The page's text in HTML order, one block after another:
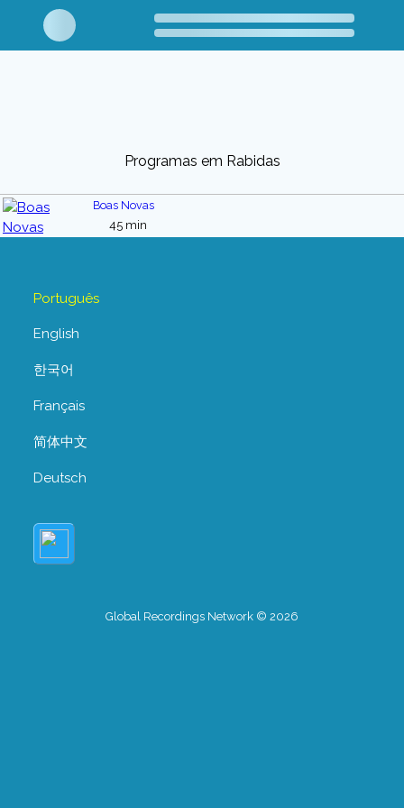
Programas em Rabidas
Boas Novas
45 min
Português
English
한국어
Français
简体中文
Deutsch
Global Recordings Network © 2026